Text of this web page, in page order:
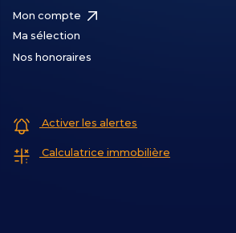
Mon compte
Ma sélection
Nos honoraires
Activer les alertes
Calculatrice immobilière